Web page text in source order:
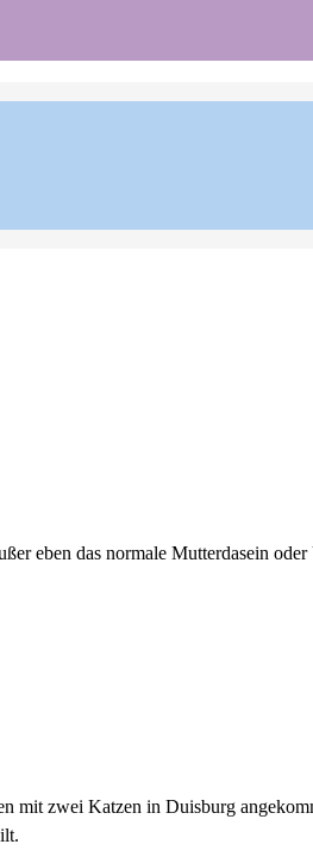
eben das normale Mutterdasein
mit zwei Katzen in Duisburg